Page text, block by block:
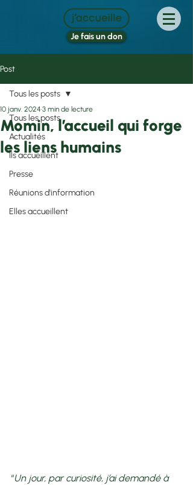
Je fais un don
Post
Tous les posts
Actualités
Ils accueillent
Presse
Réunions d'information
Elles accueillent
Tous les posts
Momin, l’accueil qui forge
les liens humains
10 janv. 2024 3 min de lecture
“Un jour, par curiosité, j’ai demandé à